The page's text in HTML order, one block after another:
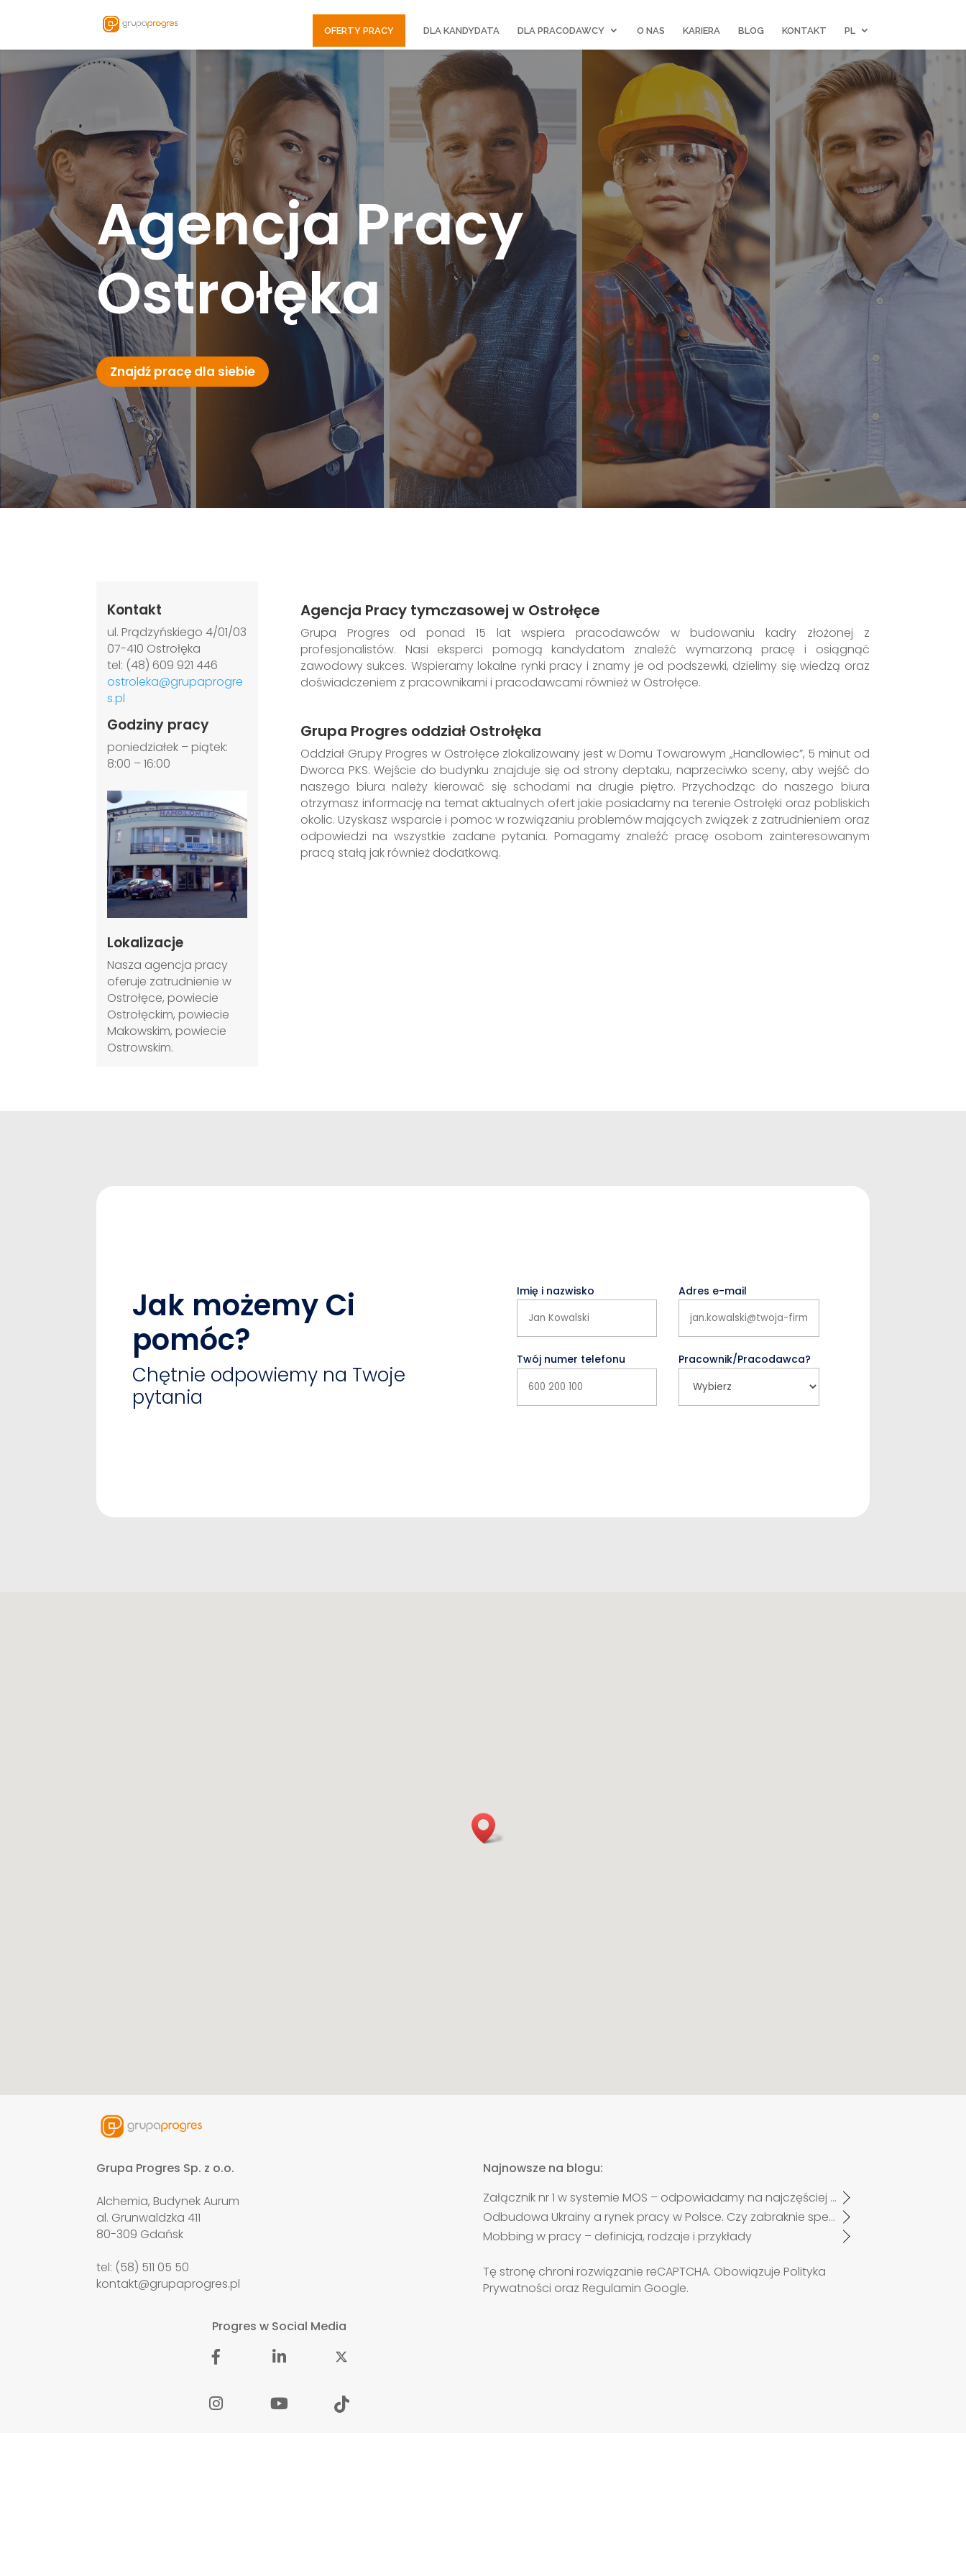
OFERTY PRACY DLA KANDYDATA DLA PRACODAWCY O NAS KARIERA BLOG KONTAKT PL
Agencja Pracy
Ostrołęka
Znajdź pracę dla siebie
Kontakt
ul. Prądzyńskiego 4/01/03
07-410 Ostrołęka
tel: (48) 609 921 446
ostroleka@grupaprogre
s.pl
Godziny pracy
poniedziałek – piątek:
8:00 – 16:00
Lokalizacje
Nasza agencja pracy
oferuje zatrudnienie w
Ostrołęce, powiecie
Ostrołęckim, powiecie
Makowskim, powiecie
Ostrowskim.
Agencja Pracy tymczasowej w Ostrołęce
Grupa Progres od ponad 15 lat wspiera pracodawców w budowaniu kadry złożonej z
profesjonalistów. Nasi eksperci pomogą kandydatom znaleźć wymarzoną pracę i osiągnąć
zawodowy sukces. Wspieramy lokalne rynki pracy i znamy je od podszewki, dzielimy się wiedzą oraz
doświadczeniem z pracownikami i pracodawcami również w Ostrołęce.
Grupa Progres oddział Ostrołęka
Oddział Grupy Progres w Ostrołęce zlokalizowany jest w Domu Towarowym „Handlowiec”, 5 minut od
Dworca PKS. Wejście do budynku znajduje się od strony deptaku, naprzeciwko sceny, aby wejść do
naszego biura należy kierować się schodami na drugie piętro. Przychodząc do naszego biura
otrzymasz informację na temat aktualnych ofert jakie posiadamy na terenie Ostrołęki oraz pobliskich
okolic. Uzyskasz wsparcie i pomoc w rozwiązaniu problemów mających związek z zatrudnieniem oraz
odpowiedzi na wszystkie zadane pytania. Pomagamy znaleźć pracę osobom zainteresowanym
pracą stałą jak również dodatkową.
Jak możemy Ci
pomóc?
Chętnie odpowiemy na Twoje
pytania
Imię i nazwisko Adres e-mail
Twój numer telefonu Pracownik/Pracodawca?
Grupa Progres Sp. z o.o.
Alchemia, Budynek Aurum
al. Grunwaldzka 411
80-309 Gdańsk
tel: (58) 511 05 50
kontakt@grupaprogres.pl
Najnowsze na blogu:
Załącznik nr 1 w systemie MOS – odpowiadamy na najczęściej zadawane pytania pracodawców po zmianach od 27 kwietnia 2026 r.
Odbudowa Ukrainy a rynek pracy w Polsce. Czy zabraknie specjalistów?
Mobbing w pracy – definicja, rodzaje i przykłady
Tę stronę chroni rozwiązanie reCAPTCHA. Obowiązuje Polityka
Prywatności oraz Regulamin Google.
Progres w Social Media